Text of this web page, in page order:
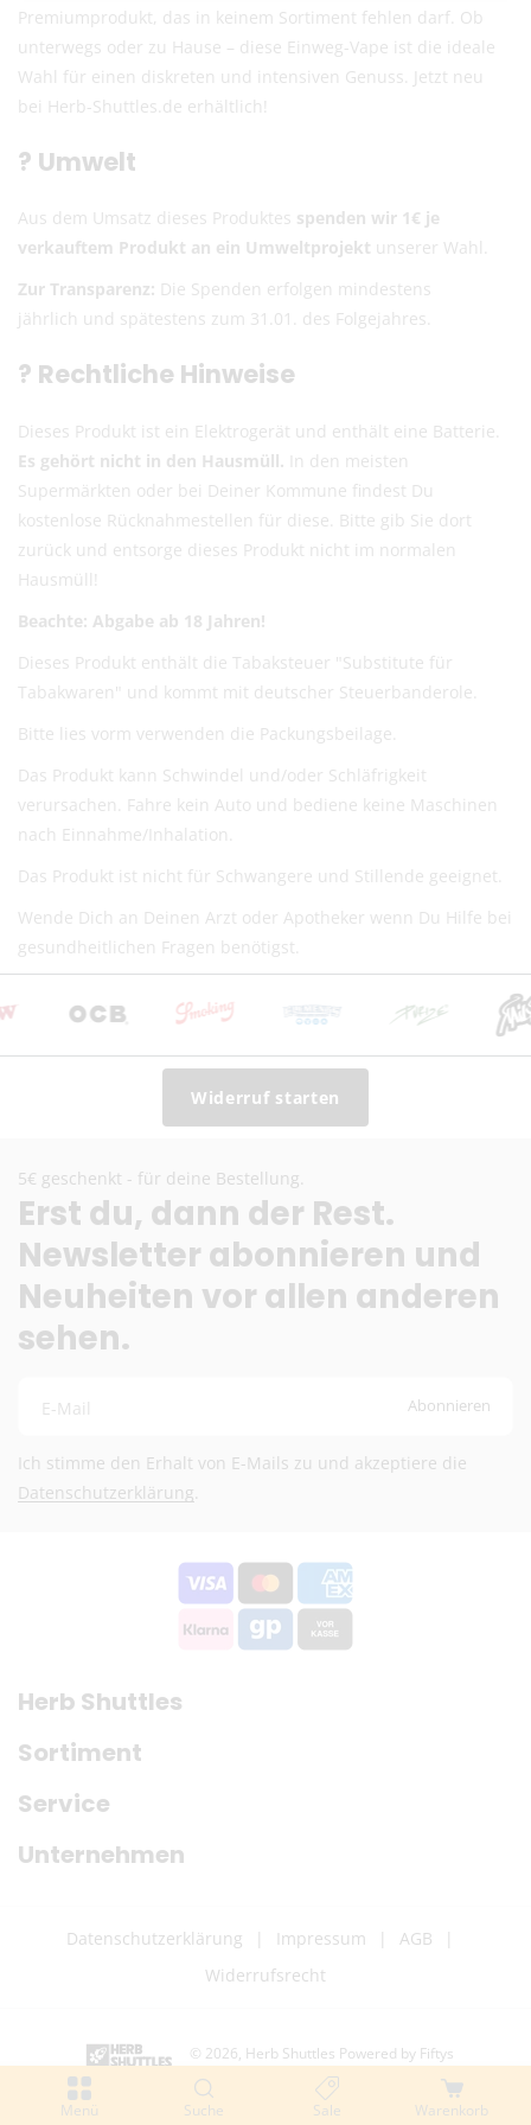
Menü Suche Sale Warenkorb
Fragen? Schreib uns: info@herb-shuttles.de
Die genauen Versandkosten werden im Warenkorb berechnet.
Premiumprodukt, das in keinem Sortiment fehlen darf. Ob
unterwegs oder zu Hause – diese Einweg-Vape ist die ideale
Wahl für einen diskreten und intensiven Genuss. Jetzt neu
bei Herb-Shuttles.de erhältlich!
? Umwelt
Aus dem Umsatz dieses Produktes spenden wir 1€ je
verkauftem Produkt an ein Umweltprojekt unserer Wahl.
Zur Transparenz: Die Spenden erfolgen mindestens
jährlich und spätestens zum 31.01. des Folgejahres.
? Rechtliche Hinweise
Dieses Produkt ist ein Elektrogerät und enthält eine Batterie.
Es gehört nicht in den Hausmüll. In den meisten
Supermärkten oder bei Deiner Kommune findest Du
kostenlose Rücknahmestellen für diese. Bitte gib Sie dort
zurück und entsorge dieses Produkt nicht im normalen
Hausmüll!
Beachte: Abgabe ab 18 Jahren!
Dieses Produkt enthält die Tabaksteuer "Substitute für
Tabakwaren" und kommt mit deutscher Steuerbanderole.
Bitte lies vorm verwenden die Packungsbeilage.
Das Produkt kann Schwindel und/oder Schläfrigkeit
verursachen. Fahre kein Auto und bediene keine Maschinen
nach Einnahme/Inhalation.
Das Produkt ist nicht für Schwangere und Stillende geeignet.
Wende Dich an Deinen Arzt oder Apotheker wenn Du Hilfe bei
gesundheitlichen Fragen benötigst.
Widerruf starten
5€ geschenkt - für deine Bestellung.
Erst du, dann der Rest.
Newsletter abonnieren und
Neuheiten vor allen anderen
sehen.
E-Mail Abonnieren
Ich stimme den Erhalt von E-Mails zu und akzeptiere die
Datenschutzerklärung
Herb Shuttles
Sortiment
Service
Unternehmen
Datenschutzerklärung Impressum
AGB
Widerrufsrecht
© 2026, Herb Shuttles Powered by Fiftys